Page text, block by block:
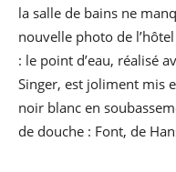
la salle de bains ne
nouvelle photo de
: le point d’eau, réalisé
Singer, est joliment mis
noir blanc en
de douche : Font, de